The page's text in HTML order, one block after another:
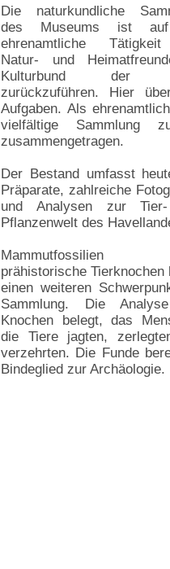
Die naturkundliche
des Museums ist
ehrenamtliche
Natur- und
Kulturbund der
zurückzuführen. Hier
Aufgaben. Als
vielfältige Sammlung
zusammengetragen.
Der Bestand umfasst
Präparate, zahlreiche
und Analysen zur
Pflanzenwelt des
Mammutfossilien
prähistorische Tierknochen
einen weiteren
Sammlung. Die
Knochen belegt, das
die Tiere jagten,
verzehrten. Die Funde
Bindeglied zur Archäologie.